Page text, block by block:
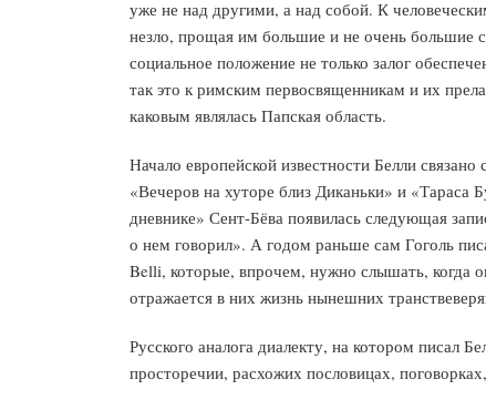
уже не над другими, а над собой. К
незло, прощая им большие и не очень большие
социальное положение не только залог
так это к римским первосвященникам и их
каковым являлась Папская область.
Начало европейской известности Белли
«Вечеров на хуторе близ Диканьки» и
дневнике» Сент-Бёва появилась следующая
о нем говорил». А годом раньше сам Гоголь
Belli, которые, впрочем, нужно слышать, когда
отражается в них жизнь нынешних
Русского аналога диалекту, на котором писал
просторечии, расхожих пословицах,